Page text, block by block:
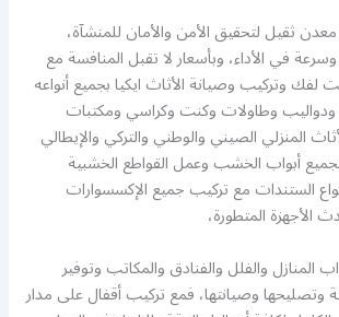
ثقيل لتحقيق الأمن والأمان للمنشآة،
في الأداء، وبأسعار لا تقبل المنافسة مع
وتركيب وصيانة الأثاث ايكيا بجميع أنواعه
وطاولات وكنت وكراسي ومكتبات
المنزلي الصيني والوطني والتركي والإيطالي
أبواب الخشب وعمل القواطع الخشبية
الستندات مع تركيب جميع الإكسسوارات
الأجهزة المتطورة،
المنازل والفلل والفنادق والمكاتب وتوفير
وتصليحها وصيانتها، فمع تركيب أقفال على مدار